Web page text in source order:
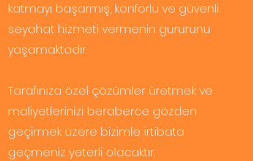
katmayı başarmış, konforlu ve güvenli
seyahat hizmeti vermenin gururunu
yaşamaktadır.
Tarafınıza özel çözümler üretmek ve
maliyetlerinizi beraberce gözden
geçirmek üzere bizimle irtibata
geçmeniz yeterli olacaktır.